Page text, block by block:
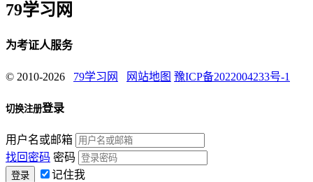
79学习网
为考证人服务
© 2010-2026 79学习网 网站地图 豫ICP备2022004233号-1
切换注册登录
用户名或邮箱
找回密码 密码
记住我